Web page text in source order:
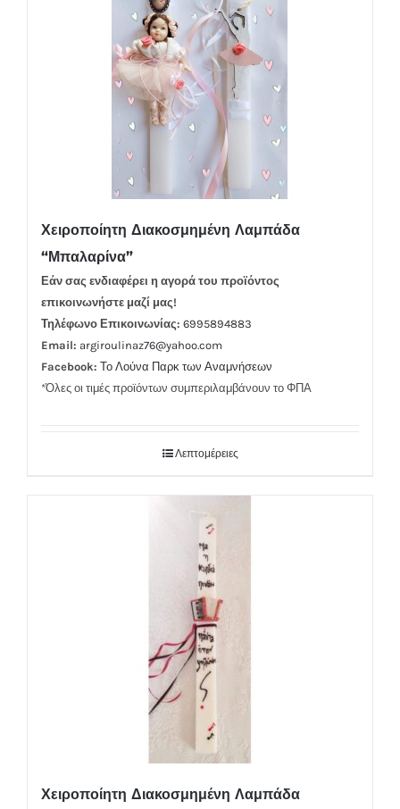
Χειροποίητη Διακοσμημένη Λαμπάδα
“Μπαλαρίνα”
Εάν σας ενδιαφέρει η αγορά του προϊόντος
επικοινωνήστε μαζί μας!
Τηλέφωνο Επικοινωνίας: 6995894883
Email: argiroulinaz76@yahoo.com
Facebook: Το Λούνα Παρκ των Αναμνήσεων
*Όλες οι τιμές προϊόντων συμπεριλαμβάνουν το ΦΠΑ
Λεπτομέρειες
Χειροποίητη Διακοσμημένη Λαμπάδα